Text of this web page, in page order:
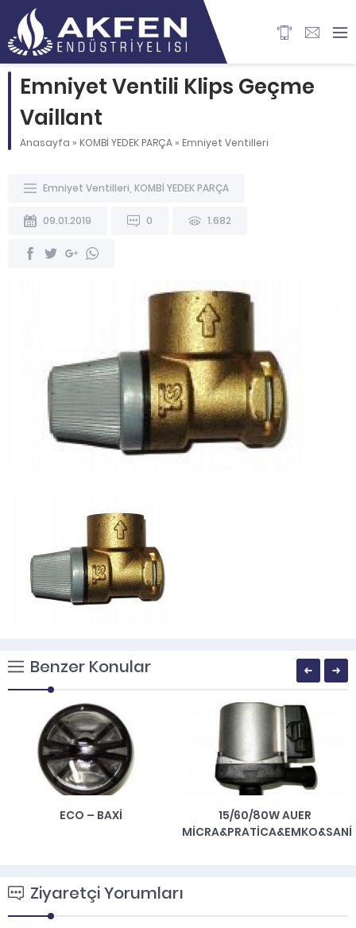
Emniyet Ventili Klips Geçme
Vaillant
Anasayfa » KOMBİ YEDEK PARÇA » Emniyet Ventilleri
Emniyet Ventilleri KOMBİ YEDEK PARÇA
09.01.2019 0 1.682
Benzer Konular
ECO – BAXI
15/60/80W AUER
Ziyaretçi Yorumları